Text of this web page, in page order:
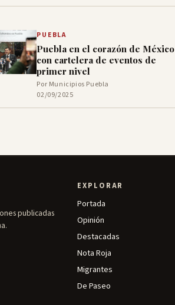
PUEBLA
Puebla en el corazón de México
con cartelera de eventos de
primer nivel
Por Municipios Puebla
02/09/2025
publicadas
EXPLORAR
Portada
Opinión
Destacadas
Nota Roja
Migrantes
De Paseo